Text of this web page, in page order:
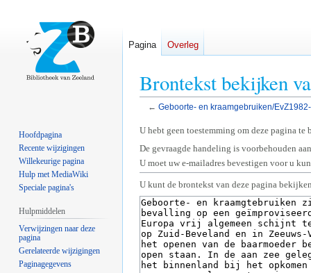
Brontekst bekijken
← Geboorte- en kraamgebruiken/
Naar
navigatie
springen
Naar
zoeken
springen
U hebt geen toestemming om deze pagina te
De gevraagde handeling is voorbehouden
U moet uw e-mailadres bevestigen voor u
U kunt de brontekst van deze pagina
Pagina Overleg
Hoofdpagina
Recente wijzigingen
Willekeurige pagina
Hulp met MediaWiki
Speciale pagina's
Hulpmiddelen
Verwijzingen naar deze
pagina
Gerelateerde wijzigingen
Paginagegevens